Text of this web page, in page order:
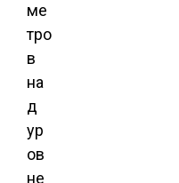
ме
тро
в
на
д
ур
ов
не